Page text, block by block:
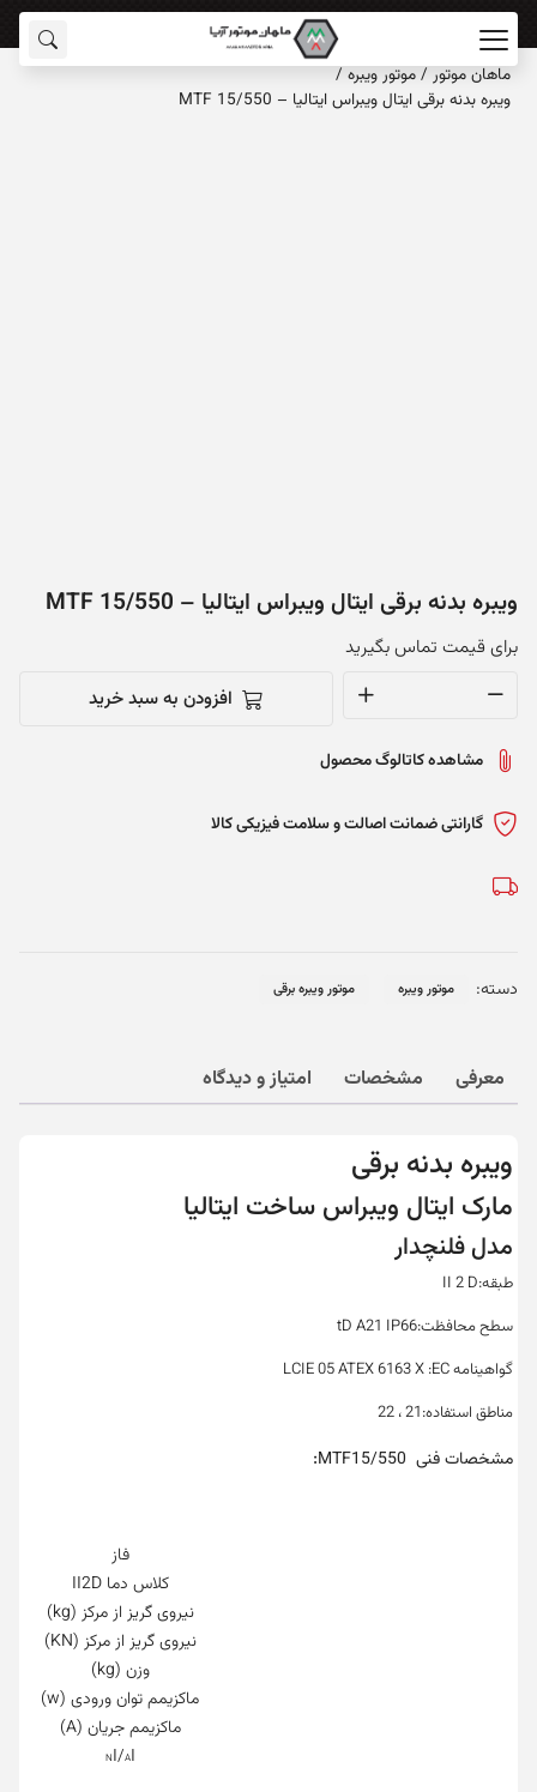
ماهان‌ موتور /موتور ویبره/
ویبره بدنه برقی ایتال ویبراس ایتالیا – MTF 15/550
ویبره بدنه برقی ایتال ویبراس ایتالیا – MTF 15/550
برای قیمت تماس بگیرید
برقی
ویبراس
-
افزودن به سبد خرید
مشاهده کاتالوگ محصول
گارانتی ضمانت اصالت و سلامت فیزیکی کالا
دسته: موتور ویبره موتور ویبره برقی
معرفی مشخصات امتیاز و دیدگاه
ویبره بدنه برقی
مارک ایتال ویبراس ساخت ایتالیا
مدل فلنچدار
طبقه:II 2 D
سطح محافظت:tD A21 IP66
گواهینامه LCIE 05 ATEX 6163 X :EC
مناطق استفاده:21 ، 22
مشخصات فنی MTF15/550 :
فاز
کلاس دما II2D
نیروی گریز از مرکز (kg)
نیروی گریز از مرکز (KN)
وزن (kg)
ماکزیمم توان ورودی (w)
ماکزیمم جریان (A)
I
A
/I
N